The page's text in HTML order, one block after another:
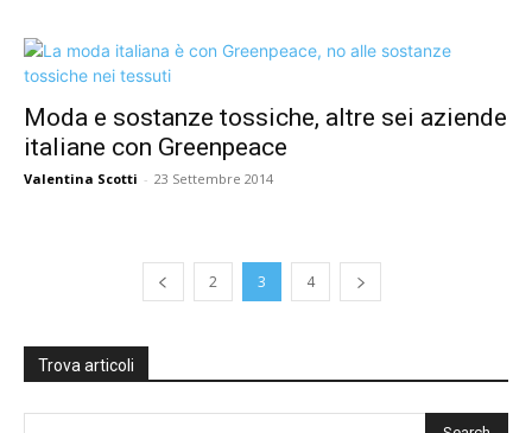
Moda e sostanze tossiche, altre sei aziende
italiane con Greenpeace
Valentina Scotti - 23 Settembre 2014
2 3 4
Trova articoli